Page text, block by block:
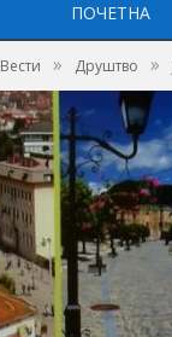
ПОЧЕТНА
Вести » Друштво »